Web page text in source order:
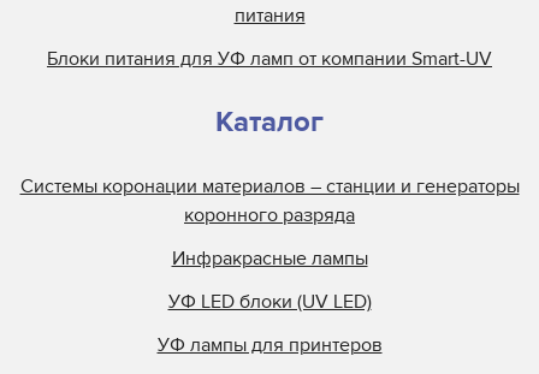
питания
Блоки питания для УФ ламп от компании Smart-UV
Каталог
Системы коронации материалов – станции и генераторы
коронного разряда
Инфракрасные лампы
УФ LED блоки (UV LED)
УФ лампы для принтеров